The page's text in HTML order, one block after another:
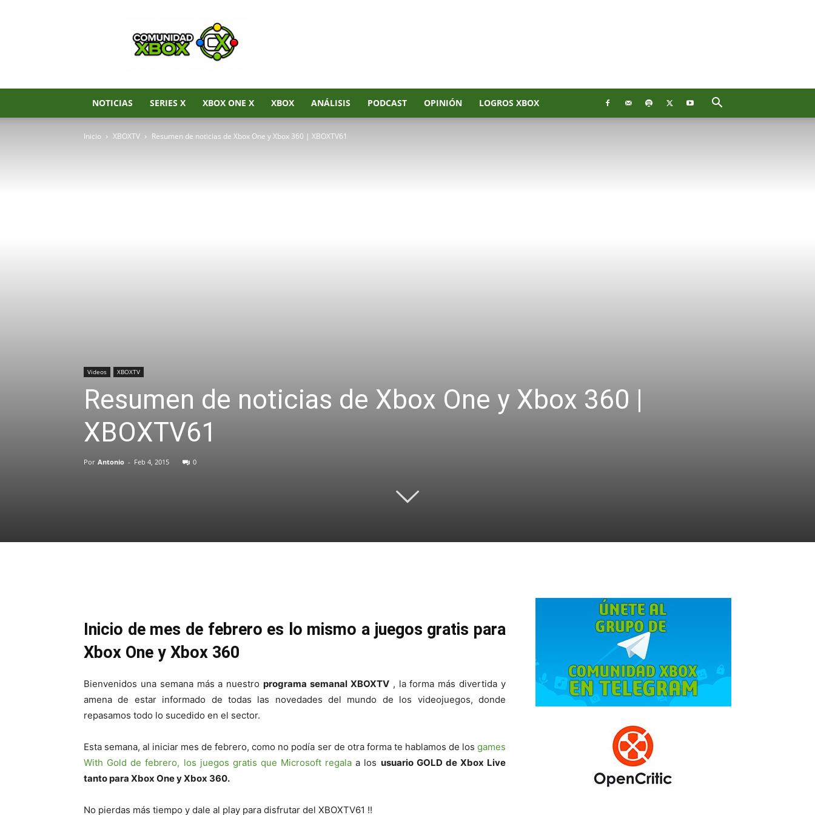
Noticias
de
Xbox
Series
Xbox
One
360
NOTICIAS SERIES X XBOX ONE X XBOX ANÁLISIS PODCAST OPINIÓN LOGROS XBOX
Inicio XBOXTV Resumen de noticias de Xbox One y Xbox 360 | XBOXTV61
Videos XBOXTV
Resumen de noticias de Xbox One y Xbox 360 |
XBOXTV61
Por Antonio - Feb 4, 2015 0
Inicio de mes de febrero es lo mismo a juegos gratis para
Xbox One y Xbox 360
Bienvenidos una semana más a nuestroprograma semanal XBOXTV, la forma más divertida y
amena de estar informado de todas las novedades del mundo de los videojuegos, donde
repasamos todo lo sucedido en el sector.
Esta semana, al iniciar mes de febrero, como no podía ser de otra forma te hablamos de los games
With Gold de febrero, los juegos gratis que Microsoft regala a los usuario GOLD de Xbox Live
tanto para Xbox One y Xbox 360.
No pierdas más tiempo y dale al play para disfrutar del XBOXTV61 !!